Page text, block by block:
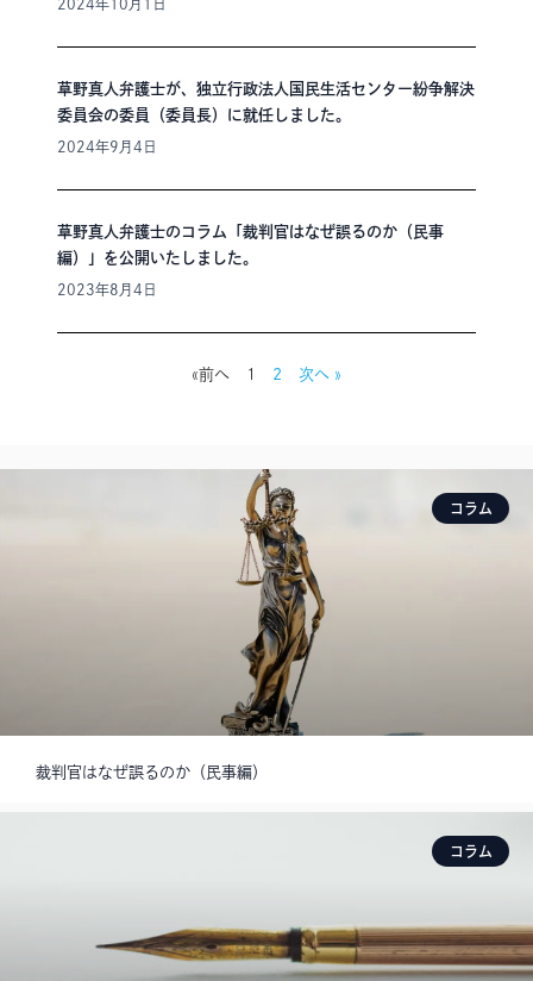
2024年10月1日
草野真人弁護士が、独立行政法人国民生活センター紛争解決
委員会の委員（委員長）に就任しました。
2024年9月4日
草野真人弁護士のコラム「裁判官はなぜ誤るのか（民事
編）」を公開いたしました。
2023年8月4日
«前へ 1 2 次へ »
コラム
裁判官はなぜ誤るのか（民事編）
コラム